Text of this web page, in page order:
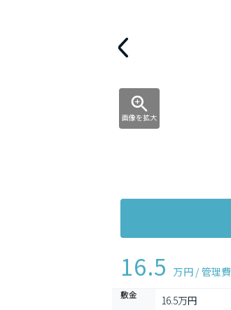
画像を拡大
16.5 万円 / 管理費
敷金 16.5万円